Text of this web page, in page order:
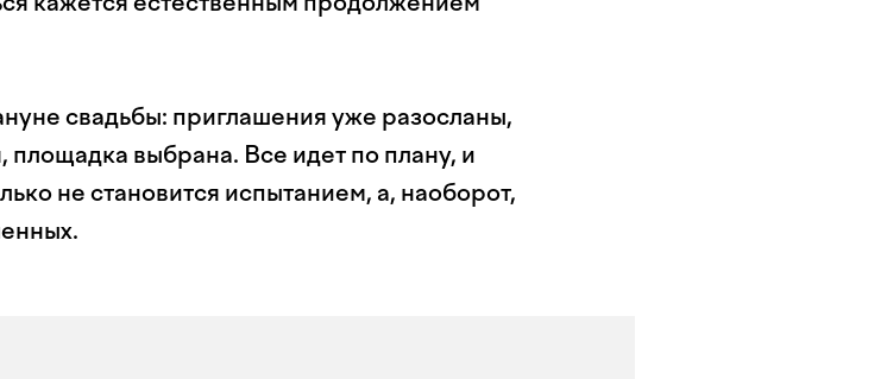
свадьбы: приглашения уже разосланы,
площадка выбрана. Все идет по плану, и
не становится испытанием, а, наоборот,